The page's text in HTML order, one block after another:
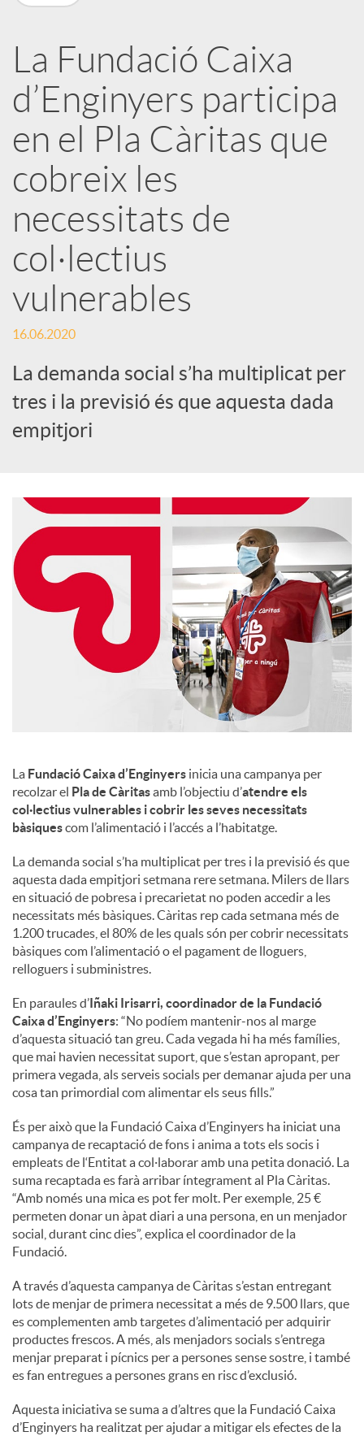
a
r
x
e
s
S
o
c
l
s
La Fundació Caixa
d’Enginyers participa
en el Pla Càritas que
cobreix les
necessitats de
col·lectius
vulnerables
16.06.2020
La demanda social s’ha multiplicat per
tres i la previsió és que aquesta dada
empitjori
La Fundació Caixa d’Enginyers inicia una campanya per
recolzar el Pla de Càritasamb l’objectiu d’atendre els
col·lectius vulnerables i cobrir les seves necessitats
bàsiquescom l’alimentació i l’accés a l’habitatge.
La demanda social s’ha multiplicat per tres i la previsió és que
aquesta dada empitjori setmana rere setmana. Milers de llars
en situació de pobresa i precarietat no poden accedir a les
necessitats més bàsiques. Càritas rep cada setmana més de
1.200 trucades, el 80% de les quals són per cobrir necessitats
bàsiques com l’alimentació o el pagament de lloguers,
relloguers i subministres.
En paraules d’ Iñaki Irisarri, coordinador de la Fundació
Caixa d’Enginyers: “No podíem mantenir-nos al marge
d’aquesta situació tan greu. Cada vegada hi ha més famílies,
que mai havien necessitat suport, que s’estan apropant, per
primera vegada, als serveis socials per demanar ajuda per una
cosa tan primordial com alimentar els seus fills.”
És per això que la Fundació Caixa d’Enginyers ha iniciat una
campanya de recaptació de fons i anima a tots els socis i
empleats de l‘Entitat a col·laborar amb una petita donació. La
suma recaptada es farà arribar íntegrament al Pla Càritas.
“Amb només una mica es pot fer molt. Per exemple, 25 €
permeten donar un àpat diari a una persona, en un menjador
social, durant cinc dies”, explica el coordinador de la
Fundació.
A través d’aquesta campanya de Càritas s’estan entregant
lots de menjar de primera necessitat a més de 9.500 llars, que
es complementen amb targetes d’alimentació per adquirir
productes frescos. A més, als menjadors socials s’entrega
menjar preparat i pícnics per a persones sense sostre, i també
es fan entregues a persones grans en risc d’exclusió.
Aquesta iniciativa se suma a d’altres que la Fundació Caixa
d’Enginyers ha realitzat per ajudar a mitigar els efectes de la